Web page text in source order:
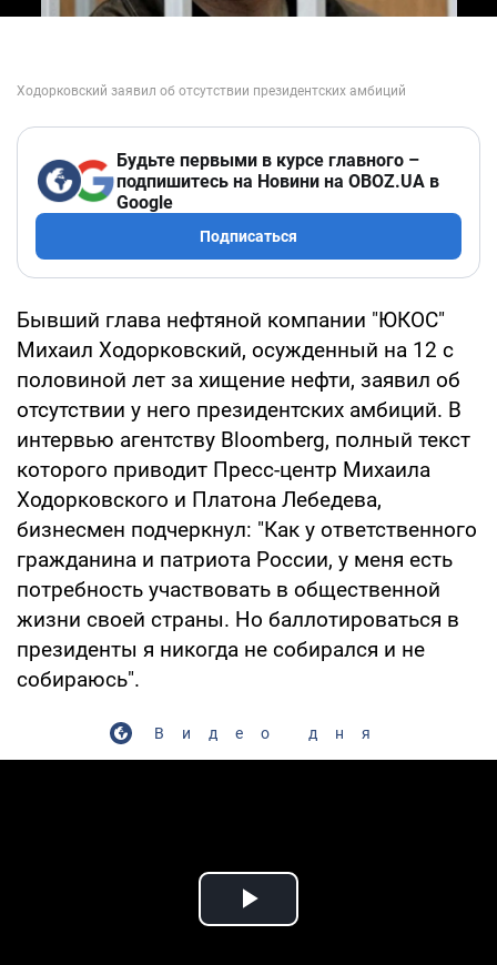
Будьте первыми в курсе главного –
подпишитесь на Новини на OBOZ.UA в
Google
Подписаться
Бывший глава нефтяной компании "ЮКОС"
Михаил Ходорковский, осужденный на 12 с
половиной лет за хищение нефти, заявил об
отсутствии у него президентских амбиций. В
интервью агентству Bloomberg, полный текст
которого приводит Пресс-центр Михаила
Ходорковского и Платона Лебедева,
бизнесмен подчеркнул: "Как у ответственного
гражданина и патриота России, у меня есть
потребность участвовать в общественной
жизни своей страны. Но баллотироваться в
президенты я никогда не собирался и не
собираюсь".
Видео дня
Play Video